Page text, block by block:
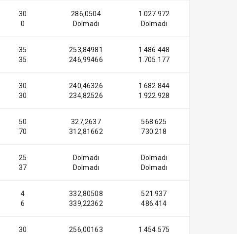
30
0
286,0504
Dolmadı
1.027.972
Dolmadı
35
35
253,84981
246,99466
1.486.448
1.705.177
30
30
240,46326
234,82526
1.682.844
1.922.928
50
70
327,2637
312,81662
568.625
730.218
25
37
Dolmadı
Dolmadı
Dolmadı
Dolmadı
4
6
332,80508
339,22362
521.937
486.414
30
256,00163
1.454.575